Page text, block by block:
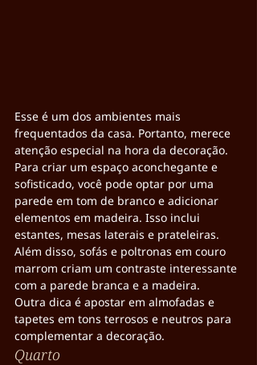
Esse é um dos ambientes mais
frequentados da casa. Portanto, merece
atenção especial na hora da decoração.
Para criar um espaço aconchegante e
sofisticado, você pode optar por uma
parede em tom de branco e adicionar
elementos em madeira. Isso inclui
estantes, mesas laterais e prateleiras.
Além disso, sofás e poltronas em couro
marrom criam um contraste interessante
com a parede branca e a madeira.
Outra dica é apostar em almofadas e
tapetes em tons terrosos e neutros para
complementar a decoração.
Quarto